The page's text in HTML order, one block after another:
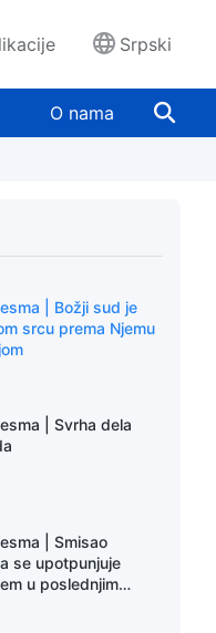
Srpski
O nama
u počinak
| Božji sud je
srcu prema Njemu
| Svrha dela
| Smisao
se upotpunjuje
u poslednjim